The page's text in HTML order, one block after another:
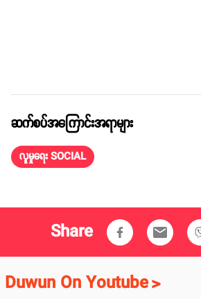
ဆက်စပ်အကြောင်းအရာများ
လူမှုရေး SOCIAL
Share email
Duwun On Youtube>